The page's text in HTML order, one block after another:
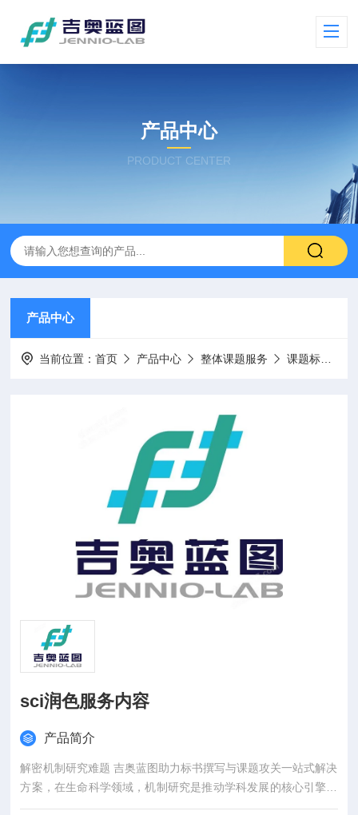
产品中心
PRODUCT CENTER
产品中心
当前位置：首页 产品中心 整体课题服务 课题标书设计项目申报
sci润色服务内容
产品简介
解密机制研究难题 吉奥蓝图助力标书撰写与课题攻关一站式解决
方案，在生命科学领域，机制研究是推动学科发展的核心引擎。
然而，从创新课题设计到高质量标书撰写，从复杂实验实施到科